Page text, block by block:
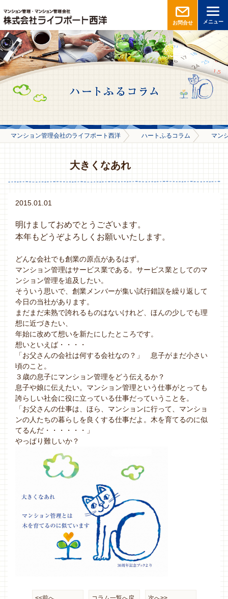
お問合せ メニュー
マンション管理会社のライフポート西洋 ハートふるコラム マン
大きくなあれ
2015.01.01
明けましておめでとうございます。
本年もどうぞよろしくお願いいたします。
どんな会社でも創業の原点があるはず。
マンション管理はサービス業である。サービス業としてのマ
ンション管理を追及したい。
そういう思いで、創業メンバーが集い試行錯誤を繰り返して
今日の当社があります。
まだまだ未熟で誇れるものはないけれど、ほんの少しでも理
想に近づきたい、
年始に改めて想いを新たにしたところです。
想いといえば・・・・
「お父さんの会社は何する会社なの？」 息子がまだ小さい
頃のこと。
３歳の息子にマンション管理をどう伝えるか？
息子や娘に伝えたい。マンション管理という仕事がとっても
誇らしい社会に役に立っている仕事だっていうことを。
「お父さんの仕事は、ほら、マンションに行って、マンショ
ンの人たちの暮らしを良くする仕事だよ。木を育てるのに似
てるんだ・・・・・・」
やっぱり難しいか？